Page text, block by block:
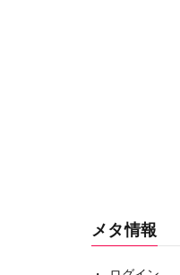
メタ情報